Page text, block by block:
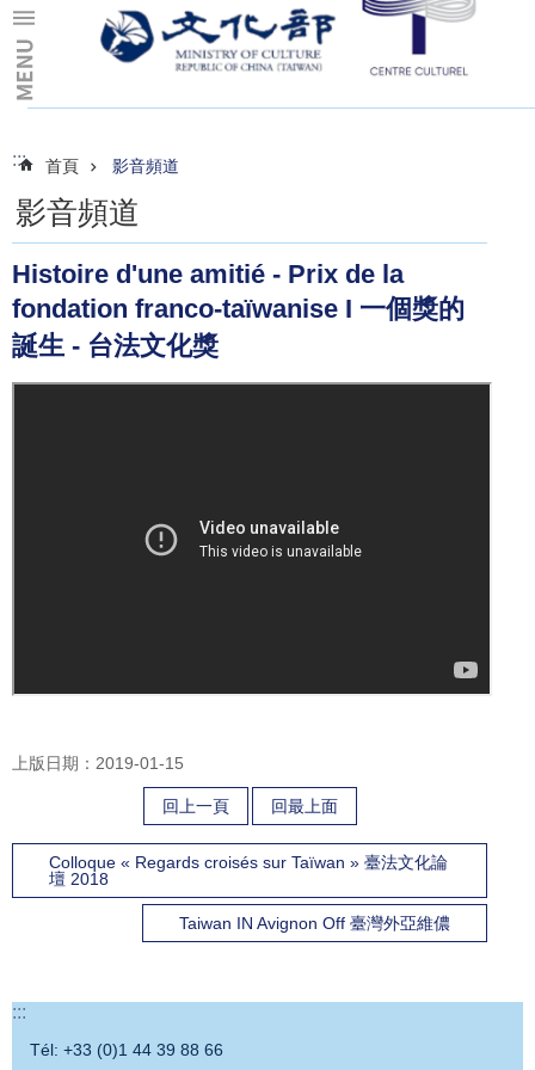
跳到主要內容區塊
:::
::: 首頁 影音頻道
影音頻道
Histoire d'une amitié - Prix de la
fondation franco-taïwanise I 一個獎的
誕生 - 台法文化獎
上版日期：2019-01-15
回上一頁 回最上面
Colloque « Regards croisés sur Taïwan » 臺法文化論
壇 2018
Taiwan IN Avignon Off 臺灣外亞維儂
:::
Tél: +33 (0)1 44 39 88 66